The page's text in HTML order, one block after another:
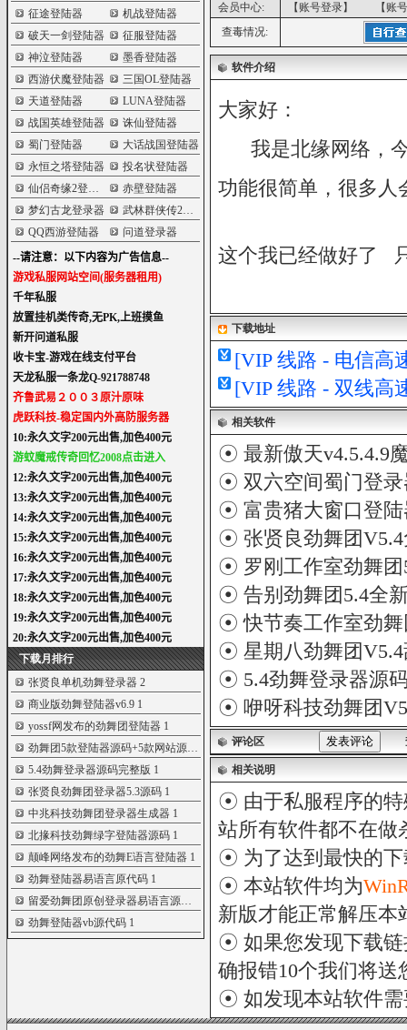
征途登陆器
机战登陆器
破天一剑登陆器
征服登陆器
神泣登陆器
墨香登陆器
西游伏魔登陆器
三国OL登陆器
天道登陆器
LUNA登陆器
战国英雄登陆器
诛仙登陆器
蜀门登陆器
大话战国登陆器
永恒之塔登陆器
投名状登陆器
仙侣奇缘2登陆器
赤壁登陆器
梦幻古龙登录器
武林群侠传2登陆器
QQ西游登陆器
问道登录器
下载月排行
张贤良单机劲舞登录器2
商业版劲舞登陆器v6.91
yossf网发布的劲舞团登陆器1
劲舞团5款登陆器源码+5款网站源码...
5.4劲舞登录器源码完整版 1
张贤良劲舞团登录器5.3源码1
中兆科技劲舞团登录器生成器1
北掾科技劲舞绿字登陆器源码1
颠峰网络发布的劲舞E语言登陆器1
劲舞登陆器易语言原代码1
留爱劲舞团原创登录器易语言源码...
劲舞登陆器vb源代码1
会员中心:
【账号登录】
【账
查毒情况:
软件介绍
大家好：
我是北缘网络，今
功能很简单，很多人
这个我已经做好了
下载地址
[VIP 线路 - 电信高
[VIP 线路 - 双线高
相关软件
☉ 最新傲天v4.5.4.9
☉ 双六空间蜀门登
☉ 富贵猪大窗口登
☉ 张贤良劲舞团
☉ 罗刚工作室劲舞
☉ 告别劲舞团5.4全
☉快节奏工作室劲
☉ 星期八劲舞团
☉ 5.4劲舞登录器源
☉ 咿呀科技劲舞团
评论区
相关说明
☉ 由于私服程序的特
站所有软件都不在做
☉ 为了达到最快的
☉ 本站软件均为
新版才能正常解压本
☉ 如果您发现下载链
确报错10个我们将送
☉ 如发现本站软件